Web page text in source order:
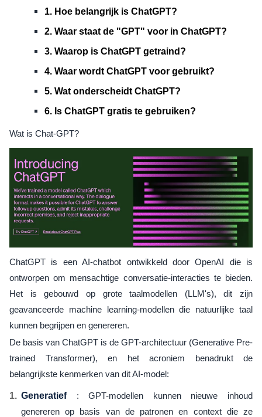
1. Hoe belangrijk is ChatGPT?
2. Waar staat de "GPT" voor in ChatGPT?
3. Waarop is ChatGPT getraind?
4. Waar wordt ChatGPT voor gebruikt?
5. Wat onderscheidt ChatGPT?
6. Is ChatGPT gratis te gebruiken?
Wat is Chat-GPT?
ChatGPT is een AI-chatbot ontwikkeld door OpenAI die is
ontworpen om mensachtige conversatie-interacties te bieden.
Het is gebouwd op grote taalmodellen (LLM's), dit zijn
geavanceerde machine learning-modellen die natuurlijke taal
kunnen begrijpen en genereren.
De basis van ChatGPT is de GPT-architectuur (Generative Pre-
trained Transformer), en het acroniem benadrukt de
belangrijkste kenmerken van dit AI-model:
Generatief: GPT-modellen kunnen nieuwe inhoud
genereren op basis van de patronen en context die ze